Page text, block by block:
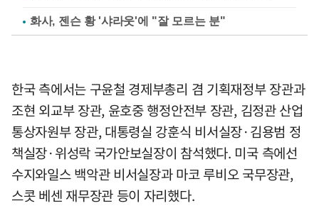
화사, 젠슨 황 '샤라웃'에 "잘 모르는 분"
한국 측에서는 구윤철 경제부총리 겸 기획재정부 장관과
조현 외교부 장관, 윤호중 행정안전부 장관, 김정관 산업
통상자원부 장관, 대통령실 강훈식 비서실장·김용범 정
책실장·위성락 국가안보실장이 참석했다. 미국 측에선
수지와일스 백악관 비서실장과 마코 루비오 국무장관,
스콧 베센 재무장관 등이 자리했다.